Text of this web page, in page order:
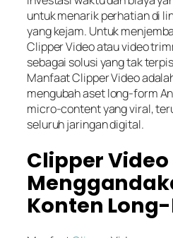
untuk menarik perhatian di
yang kejam. Untuk
Clipper Video atau video
sebagai solusi yang tak
Manfaat Clipper Video
mengubah aset long-form
micro-content yang viral,
seluruh jaringan digital.
Clipper Video
Konten